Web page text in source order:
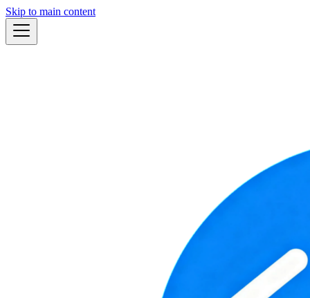
Skip to main content